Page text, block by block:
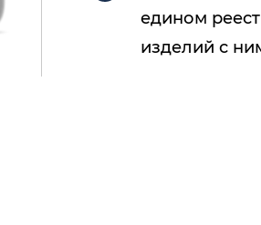
едином
изделий с